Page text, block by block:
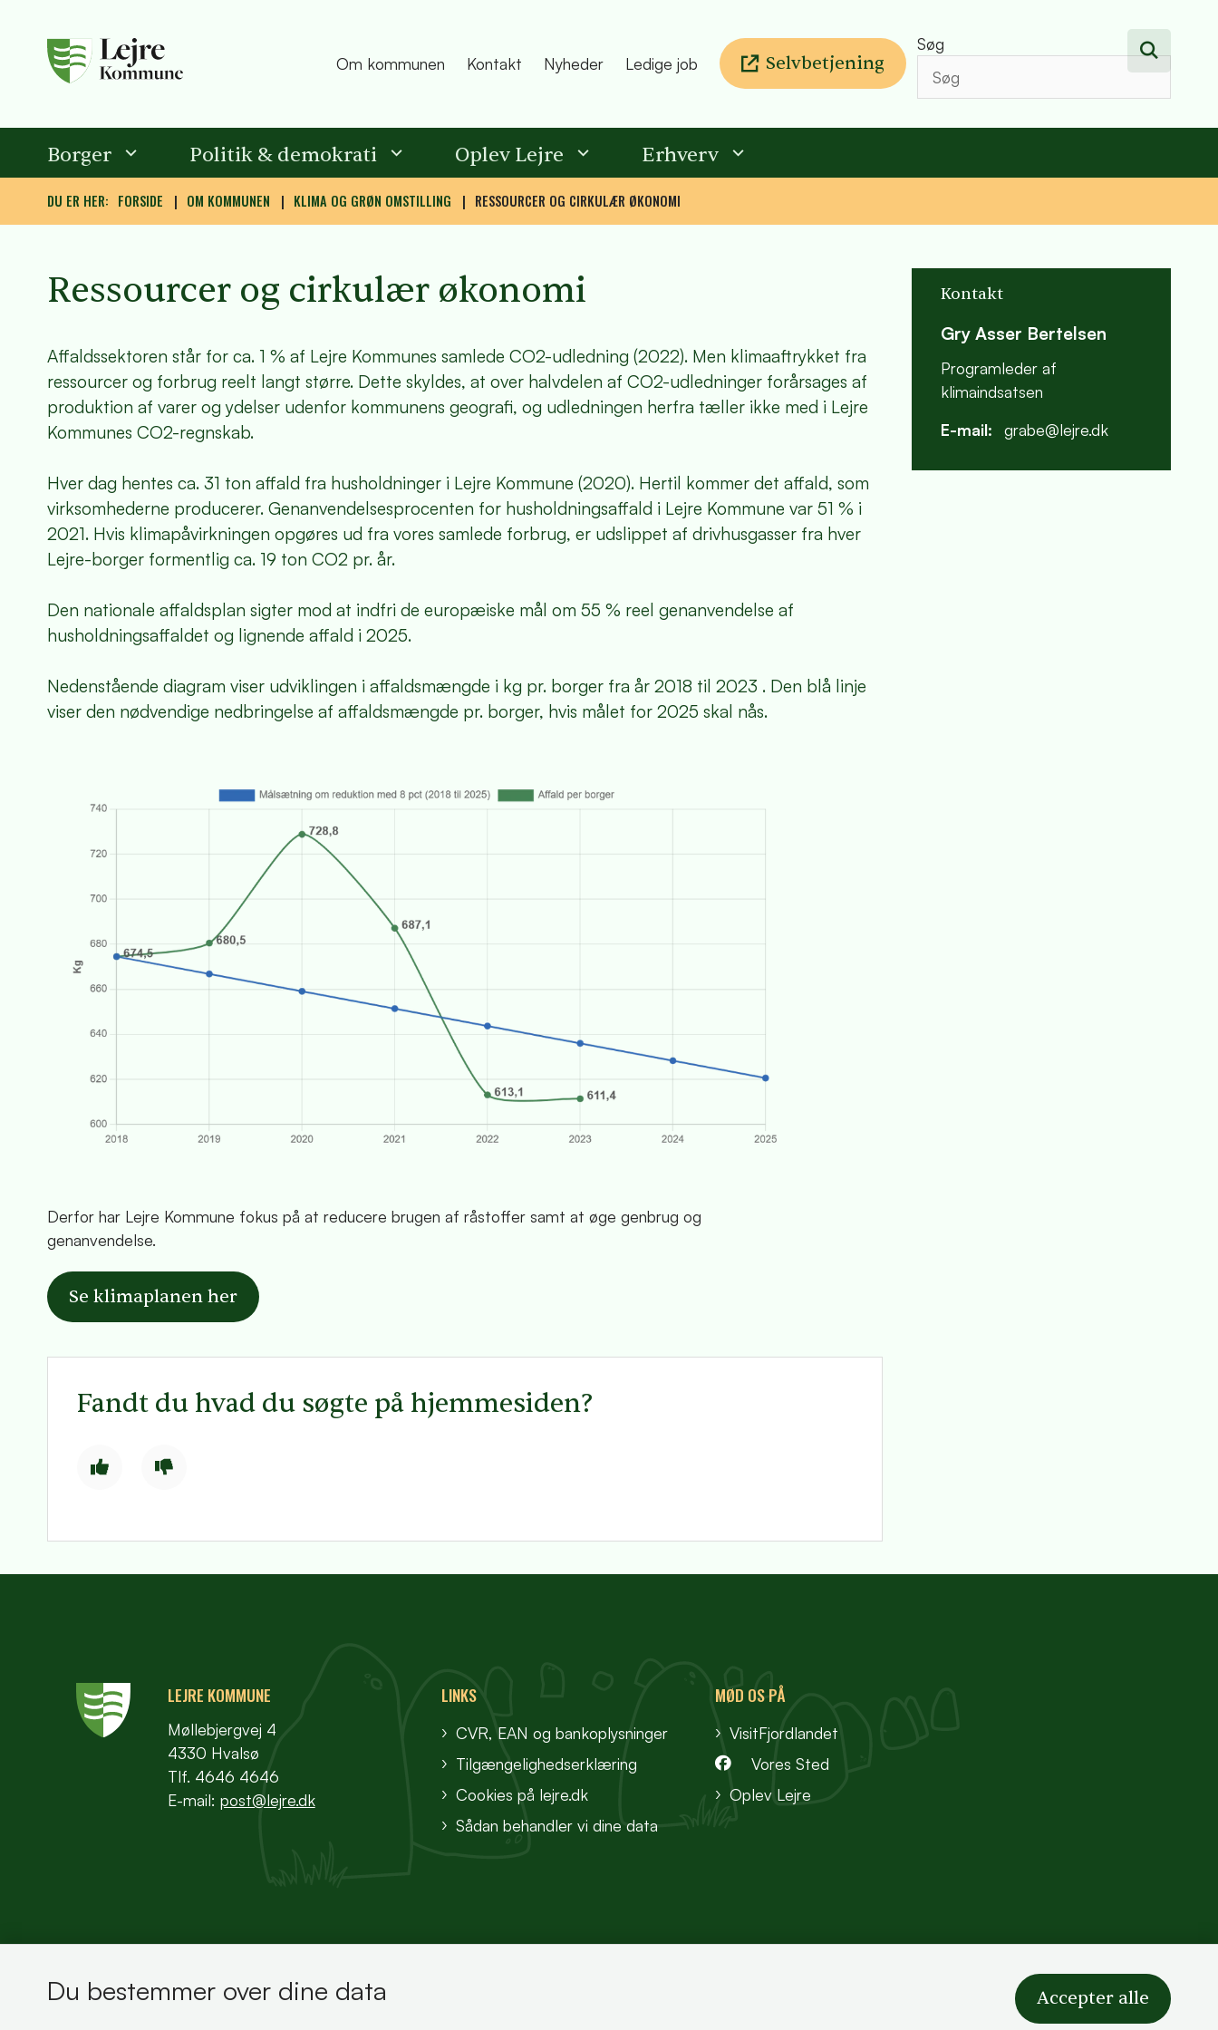
Om kommunen Kontakt Nyheder Ledige job Selvbetjening
Søg
Borger Politik & demokrati Oplev Lejre Erhverv
DU ER HER: FORSIDE OM KOMMUNEN KLIMA OG GRØN OMSTILLING RESSOURCER OG CIRKULÆR ØKONOMI
Ressourcer og cirkulær økonomi
Affaldssektoren står for ca. 1 % af Lejre Kommunes samlede CO2-udledning (2022). Men klimaaftrykket fra
ressourcer og forbrug reelt langt større. Dette skyldes, at over halvdelen af CO2-udledninger forårsages af
produktion af varer og ydelser udenfor kommunens geografi, og udledningen herfra tæller ikke med i Lejre
Kommunes CO2-regnskab.
Hver dag hentes ca. 31 ton affald fra husholdninger i Lejre Kommune (2020). Hertil kommer det affald, som
virksomhederne producerer. Genanvendelsesprocenten for husholdningsaffald i Lejre Kommune var 51 % i
2021. Hvis klimapåvirkningen opgøres ud fra vores samlede forbrug, er udslippet af drivhusgasser fra hver
Lejre-borger formentlig ca. 19 ton CO2 pr. år.
Den nationale affaldsplan sigter mod at indfri de europæiske mål om 55 % reel genanvendelse af
husholdningsaffaldet og lignende affald i 2025.
Nedenstående diagram viser udviklingen i affaldsmængde i kg pr. borger fra år 2018 til 2023 . Den blå linje
viser den nødvendige nedbringelse af affaldsmængde pr. borger, hvis målet for 2025 skal nås.
Derfor har Lejre Kommune fokus på at reducere brugen af råstoffer samt at øge genbrug og
genanvendelse.
Se klimaplanen her
Fandt du hvad du søgte på hjemmesiden?
Kontakt
Gry Asser Bertelsen
Programleder af
klimaindsatsen
E-mail:
grabe@lejre.dk
LEJRE KOMMUNE
Møllebjergvej 4
4330 Hvalsø
Tlf. 4646 4646
E-mail: post@lejre.dk
LINKS
CVR, EAN og bankoplysninger
Tilgængelighedserklæring
Cookies på lejre.dk
Sådan behandler vi dine data
MØD OS PÅ
VisitFjordlandet
Vores Sted
Oplev Lejre
Bemærk!
Du bestemmer over dine data Accepter alle